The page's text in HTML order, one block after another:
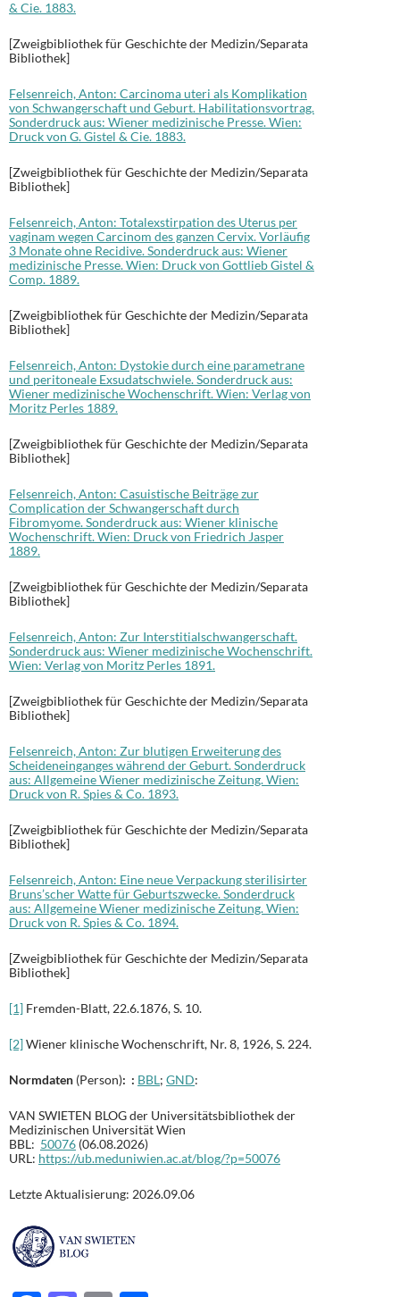
& Cie. 1883.
[Zweigbibliothek für Geschichte der Medizin/Separata
Bibliothek]
Felsenreich, Anton: Carcinoma uteri als Komplikation
von Schwangerschaft und Geburt. Habilitationsvortrag.
Sonderdruck aus: Wiener medizinische Presse. Wien:
Druck von G. Gistel & Cie. 1883.
[Zweigbibliothek für Geschichte der Medizin/Separata
Bibliothek]
Felsenreich, Anton: Totalexstirpation des Uterus per
vaginam wegen Carcinom des ganzen Cervix. Vorläufig
3 Monate ohne Recidive. Sonderdruck aus: Wiener
medizinische Presse. Wien: Druck von Gottlieb Gistel &
Comp. 1889.
[Zweigbibliothek für Geschichte der Medizin/Separata
Bibliothek]
Felsenreich, Anton: Dystokie durch eine parametrane
und peritoneale Exsudatschwiele. Sonderdruck aus:
Wiener medizinische Wochenschrift. Wien: Verlag von
Moritz Perles 1889.
[Zweigbibliothek für Geschichte der Medizin/Separata
Bibliothek]
Felsenreich, Anton: Casuistische Beiträge zur
Complication der Schwangerschaft durch
Fibromyome. Sonderdruck aus: Wiener klinische
Wochenschrift. Wien: Druck von Friedrich Jasper
1889.
[Zweigbibliothek für Geschichte der Medizin/Separata
Bibliothek]
Felsenreich, Anton: Zur Interstitialschwangerschaft.
Sonderdruck aus: Wiener medizinische Wochenschrift.
Wien: Verlag von Moritz Perles 1891.
[Zweigbibliothek für Geschichte der Medizin/Separata
Bibliothek]
Felsenreich, Anton: Zur blutigen Erweiterung des
Scheideneinganges während der Geburt. Sonderdruck
aus: Allgemeine Wiener medizinische Zeitung. Wien:
Druck von R. Spies & Co. 1893.
[Zweigbibliothek für Geschichte der Medizin/Separata
Bibliothek]
Felsenreich, Anton: Eine neue Verpackung sterilisirter
Bruns’scher Watte für Geburtszwecke. Sonderdruck
aus: Allgemeine Wiener medizinische Zeitung. Wien:
Druck von R. Spies & Co. 1894.
[Zweigbibliothek für Geschichte der Medizin/Separata
Bibliothek]
[1] Fremden-Blatt, 22.6.1876, S. 10.
[2]Wiener klinische Wochenschrift, Nr. 8, 1926, S. 224.
Normdaten (Person): : BBL; GND:
VAN SWIETEN BLOG der Universitätsbibliothek der
Medizinischen Universität Wien
BBL: 50076 (06.08.2026)
URL: https://ub.meduniwien.ac.at/blog/?p=50076
Letzte Aktualisierung: 2026.09.06